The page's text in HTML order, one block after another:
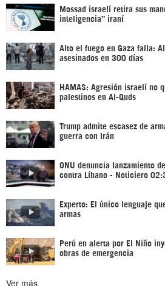
Mossad israelí retira sus
inteligencia” iraní
Alto el fuego en Gaza falla:
asesinados en 300 días
HAMAS: Agresión israelí no
palestinos en Al-Quds
Trump admite escasez de
guerra con Irán
ONU denuncia lanzamiento
contra Líbano - Noticiero
Experto: El único lenguaje
armas
Perú en alerta por El Niño
obras de emergencia
Ver más